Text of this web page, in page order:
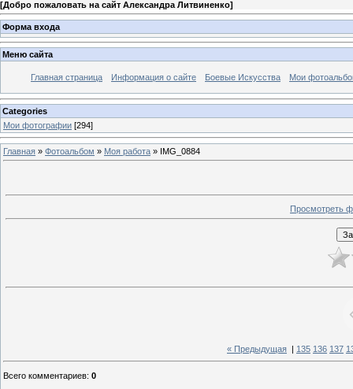
[Добро пожаловать на сайт Александра Литвиненко]
Форма входа
Меню сайта
Главная страница Информация о сайте Боевые Искусства Мои
Categories
Мои фотографии [294]
Главная » Фотоальбом » Моя работа » IMG_0884
Просмотреть
« Предыдущая 135 136 137
Всего комментариев: 0